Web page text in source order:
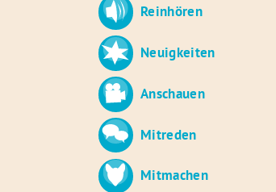
Reinhören
Neuigkeiten
Anschauen
Mitreden
Mitmachen